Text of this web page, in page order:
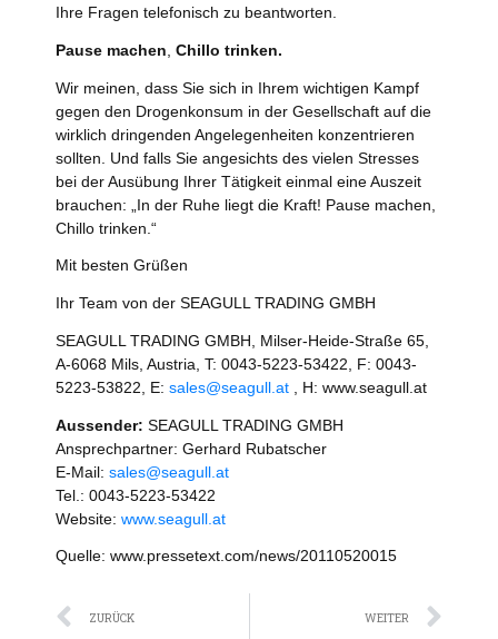
Ihre Fragen telefonisch zu beantworten.
Pause machen Chillo trinken.
Wir meinen, dass Sie sich in Ihrem wichtigen Kampf
gegen den Drogenkonsum in der Gesellschaft auf die
wirklich dringenden Angelegenheiten konzentrieren
sollten. Und falls Sie angesichts des vielen Stresses
bei der Ausübung Ihrer Tätigkeit einmal eine Auszeit
brauchen: „In der Ruhe liegt die Kraft! Pause machen,
Chillo trinken.“
Mit besten Grüßen
Ihr Team von der SEAGULL TRADING GMBH
SEAGULL TRADING GMBH, Milser-Heide-Straße 65,
A-6068 Mils, Austria, T: 0043-5223-53422, F: 0043-
5223-53822, E: sales@seagull.at , H: www.seagull.at
Aussender: SEAGULL TRADING GMBH
Ansprechpartner: Gerhard Rubatscher
E-Mail: sales@seagull.at
Tel.: 0043-5223-53422
Website: www.seagull.at
Quelle: www.pressetext.com/news/20110520015
Zurück
ZURÜCK WEITER